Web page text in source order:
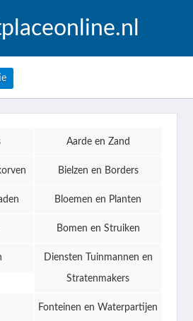
Aarde en Zand
Bielzen en Borders
Bloemen en Planten
Bomen en Struiken
Diensten Tuinmannen en
Stratenmakers
Fonteinen en Waterpartijen